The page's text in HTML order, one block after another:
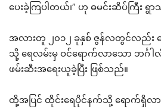
ပေးခဲ့ကြပါတယ်၊” ဟု ဓမင်းဆိပ်ကြီး ရွ
အလားတူ ၂၀၁၂ ခုနှစ် ဇွန်လတွင်လည်း ရ
သို့ ရေလမ်းမှ ဝင်ရောက်လာသော ဘင်္ဂ
ဖမ်းဆီးအရေးယူခဲ့ပြီး ဖြစ်သည်။
ထို့အပြင် ထိုင်းရေပိုင်နက်သို့ ရောက်ရှိလ